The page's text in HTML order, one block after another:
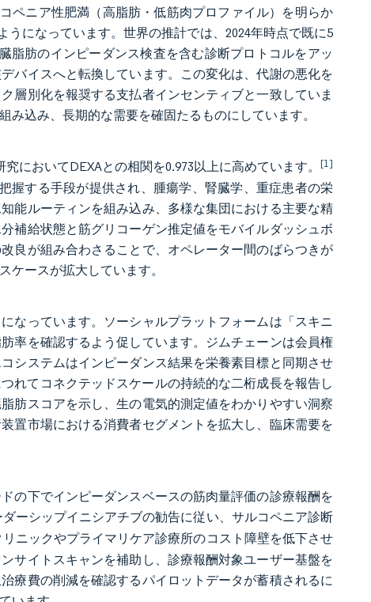
ペニア性肥満（高脂肪・低筋肉プロファイル）を明らか
になっています。世界の推計では、2024年時点で既に5
脂肪のインピーダンス検査を含む診断プロトコルをアッ
バイスへと転換しています。この変化は、代謝の悪化を
層別化を報奨する支払者インセンティブと一致していま
込み、長期的な需要を確固たるものにしています。
においてDEXAとの相関を0.973以上に高めています。 [1]
握する手段が提供され、腫瘍学、腎臓学、重症患者の栄
能ルーティンを組み込み、多様な集団における主要な精
補給状態と筋グリコーゲン推定値をモバイルダッシュボ
良が組み合わさることで、オペレーター間のばらつきが
ケースが拡大しています。
なっています。ソーシャルプラットフォームは「スキニ
率を確認するよう促しています。ジムチェーンは会員権
システムはインピーダンス結果を栄養素目標と同期させ
れてコネクテッドスケールの持続的な二桁成長を報告し
肪スコアを示し、生の電気的測定値をわかりやすい洞察
置市場における消費者セグメントを拡大し、臨床需要を
の下でインピーダンスベースの筋肉量評価の診療報酬を
ーシップイニシアチブの勧告に従い、サルコペニア診断
ニックやプライマリケア診療所のコスト障壁を低下させ
サイトスキャンを補助し、診療報酬対象ユーザー基盤を
療費の削減を確認するパイロットデータが蓄積されるに